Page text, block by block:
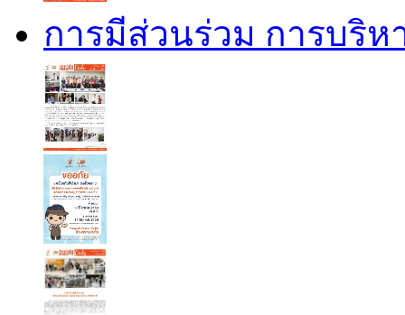
การมีส่วนร่วม การบริห